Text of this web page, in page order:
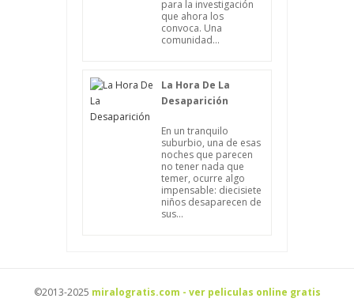
para la investigación
que ahora los
convoca. Una
comunidad...
La Hora De La
Desaparición
En un tranquilo
suburbio, una de esas
noches que parecen
no tener nada que
temer, ocurre algo
impensable: diecisiete
niños desaparecen de
sus...
©2013-2025 miralogratis.com - ver peliculas online gratis